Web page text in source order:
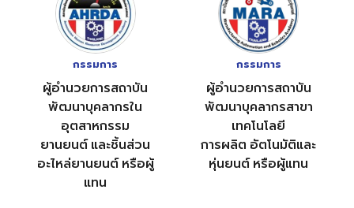
กรรมการ
ผู้อำนวยการสถาบัน
พัฒนาบุคลากรใน
อุตสาหกรรม
ยานยนต์ และชิ้นส่วน
อะไหล่ยานยนต์ หรือผู้
แทน
กรรมการ
ผู้อำนวยการสถาบัน
พัฒนาบุคลากรสาขา
เทคโนโลยี
การผลิต อัตโนมัติและ
หุ่นยนต์ หรือผู้แทน